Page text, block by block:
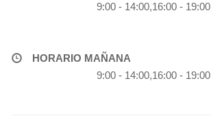
9:00 - 14:00,16:00 - 19:00
HORARIO MAÑANA
9:00 - 14:00,16:00 - 19:00